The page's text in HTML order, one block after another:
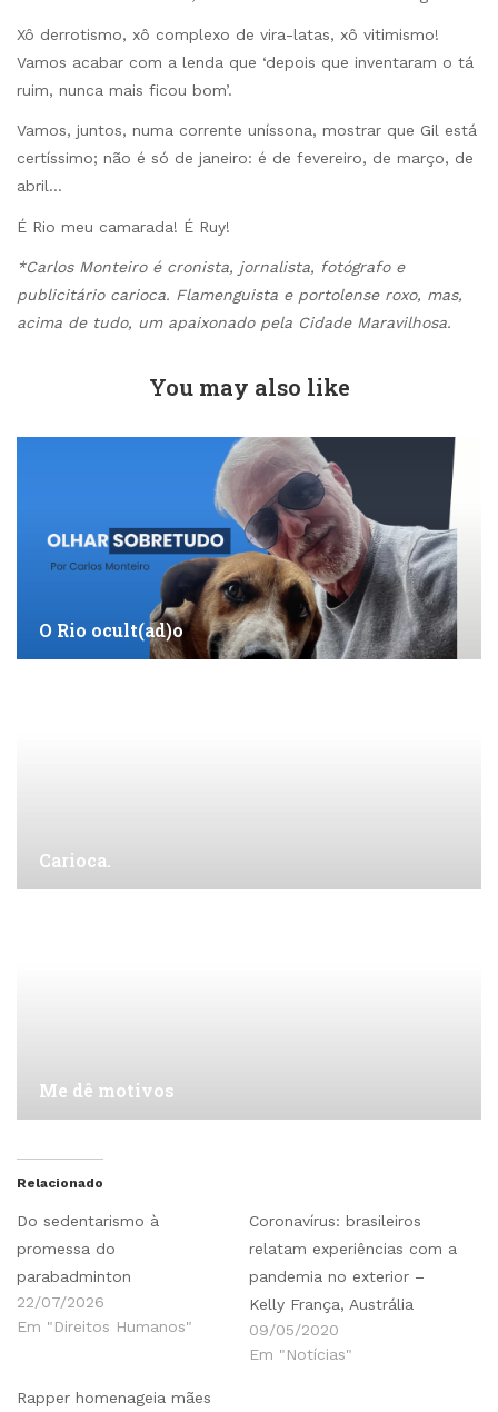
Xô derrotismo, xô complexo de vira-latas, xô vitimismo!
Vamos acabar com a lenda que ‘depois que inventaram o tá
ruim, nunca mais ficou bom’.
Vamos, juntos, numa corrente uníssona, mostrar que Gil está
certíssimo; não é só de janeiro: é de fevereiro, de março, de
abril…
É Rio meu camarada! É Ruy!
*Carlos Monteiro é cronista, jornalista, fotógrafo e
publicitário carioca. Flamenguista e portolense roxo, mas,
acima de tudo, um apaixonado pela Cidade Maravilhosa.
You may also like
O Rio ocult(ad)o
Carioca.
Me dê motivos
Relacionado
Do sedentarismo à
promessa do
parabadminton
22/07/2026
Em "Direitos Humanos"
Coronavírus: brasileiros
relatam experiências com a
pandemia no exterior –
Kelly França, Austrália
09/05/2020
Em "Notícias"
Rapper homenageia mães